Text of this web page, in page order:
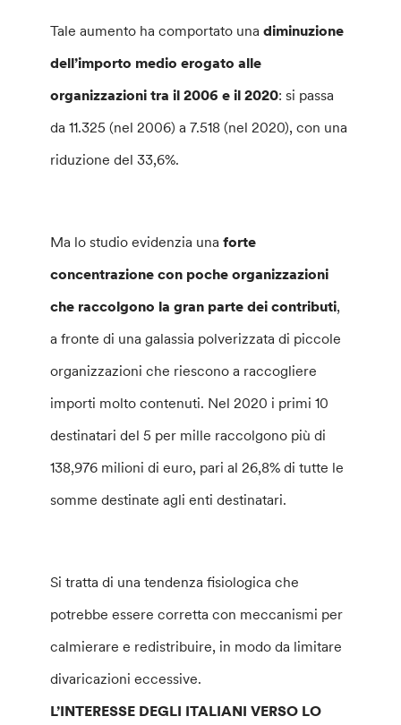
Tale aumento ha comportato unadiminuzione
dell’importo medio erogato alle
organizzazioni tra il 2006 e il 2020: si passa
da 11.325 (nel 2006) a 7.518 (nel 2020), con una
riduzione del 33,6%.
Ma lo studio evidenzia una forte
concentrazione con poche organizzazioni
che raccolgono la gran parte dei contributi,
a fronte di una galassia polverizzata di piccole
organizzazioni che riescono a raccogliere
importi molto contenuti. Nel 2020 i primi 10
destinatari del 5 per mille raccolgono più di
138,976 milioni di euro, pari al 26,8% di tutte le
somme destinate agli enti destinatari.
Si tratta di una tendenza fisiologica che
potrebbe essere corretta con meccanismi per
calmierare e redistribuire, in modo da limitare
divaricazioni eccessive.
L’INTERESSE DEGLI ITALIANI VERSO LO